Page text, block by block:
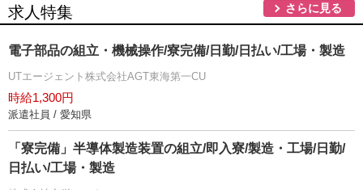
求人特集 さらに見る
電子部品の組立・機械操作/寮完備/日勤/日払い/工場・製造
UTエージェント株式会社AGT東海第一CU
時給1,300円
派遣社員 / 愛知県
「寮完備」半導体製造装置の組立/即入寮/製造・工場/日勤/
日払い/工場・製造